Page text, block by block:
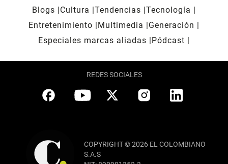
Blogs
Cultura Tendencias Tecnología
Entretenimiento
Multimedia
Generación
Especiales marcas aliadas
Pódcast
REDES SOCIALES
COPYRIGHT © 2026 EL COLOMBIANO
S.A.S